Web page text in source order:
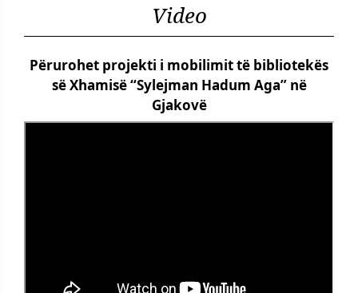
Video
Përurohet projekti i mobilimit të bibliotekës
së Xhamisë “Sylejman Hadum Aga” në
Gjakovë